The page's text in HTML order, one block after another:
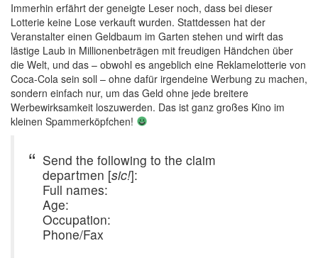
Immerhin erfährt der geneigte Leser noch, dass bei dieser
Lotterie keine Lose verkauft wurden. Stattdessen hat der
Veranstalter einen Geldbaum im Garten stehen und wirft das
lästige Laub in Millionenbeträgen mit freudigen Händchen über
die Welt, und das – obwohl es angeblich eine Reklamelotterie von
Coca-Cola sein soll – ohne dafür irgendeine Werbung zu machen,
sondern einfach nur, um das Geld ohne jede breitere
Werbewirksamkeit loszuwerden. Das ist ganz großes Kino im
kleinen Spammerköpfchen!
Send the following to the claim
departmen [sic!]:
Full names:
Age:
Occupation:
Phone/Fax